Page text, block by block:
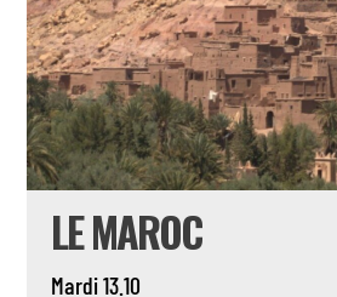
LE MAROC
Mardi 13.10